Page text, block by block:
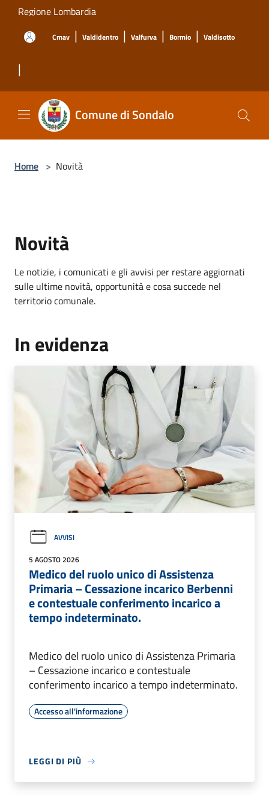
Salta al contenuto principale
Regione Lombardia
Cmav | Valdidentro | Valfurva | Bormio | Valdisotto
|
Comune di Sondalo
Home > Novità
Novità
Le notizie, i comunicati e gli avvisi per restare aggiornati
sulle ultime novità, opportunità e cosa succede nel
territorio comunale.
In evidenza
AVVISI
5 AGOSTO 2026
Medico del ruolo unico di Assistenza
Primaria – Cessazione incarico Berbenni
e contestuale conferimento incarico a
tempo indeterminato.
Medico del ruolo unico di Assistenza Primaria
– Cessazione incarico e contestuale
conferimento incarico a tempo indeterminato.
Accesso all'informazione
LEGGI DI PIÙ